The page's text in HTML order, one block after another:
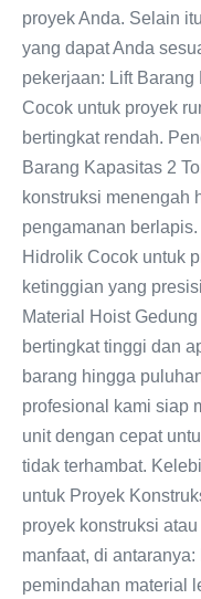
proyek Anda. Selain
yang dapat Anda
pekerjaan: Lift Barang
Cocok untuk proyek
bertingkat rendah.
Barang Kapasitas 2
konstruksi menengah
pengamanan
Hidrolik Cocok untuk
ketinggian yang
Material Hoist
bertingkat tinggi dan
barang hingga
profesional kami siap
unit dengan cepat
tidak terhambat.
untuk Proyek
proyek konstruksi
manfaat, di
pemindahan material